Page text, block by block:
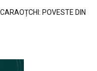
POVESTE DIN